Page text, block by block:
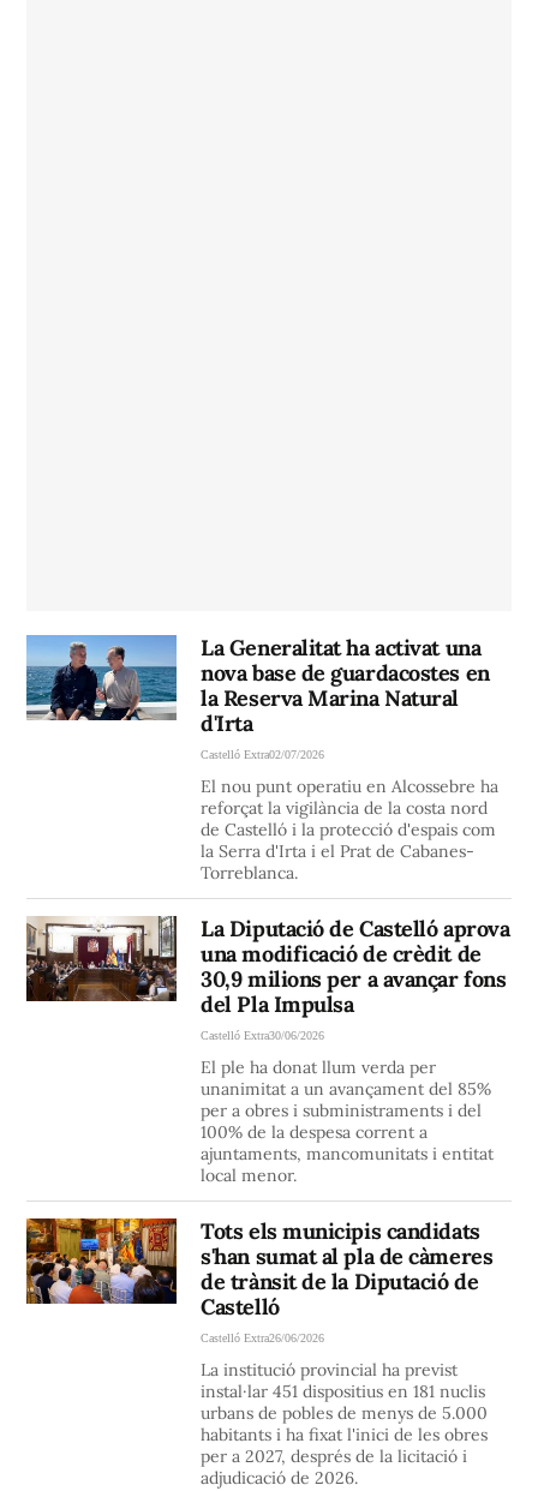
La Generalitat ha activat una
nova base de guardacostes en
la Reserva Marina Natural
d'Irta
Castelló Extra02/07/2026
El nou punt operatiu en Alcossebre ha
reforçat la vigilància de la costa nord
de Castelló i la protecció d'espais com
la Serra d'Irta i el Prat de Cabanes-
Torreblanca.
La Diputació de Castelló aprova
una modificació de crèdit de
30,9 milions per a avançar fons
del Pla Impulsa
Castelló Extra30/06/2026
El ple ha donat llum verda per
unanimitat a un avançament del 85%
per a obres i subministraments i del
100% de la despesa corrent a
ajuntaments, mancomunitats i entitat
local menor.
Tots els municipis candidats
s'han sumat al pla de càmeres
de trànsit de la Diputació de
Castelló
Castelló Extra26/06/2026
La institució provincial ha previst
instal·lar 451 dispositius en 181 nuclis
urbans de pobles de menys de 5.000
habitants i ha fixat l'inici de les obres
per a 2027, després de la licitació i
adjudicació de 2026.